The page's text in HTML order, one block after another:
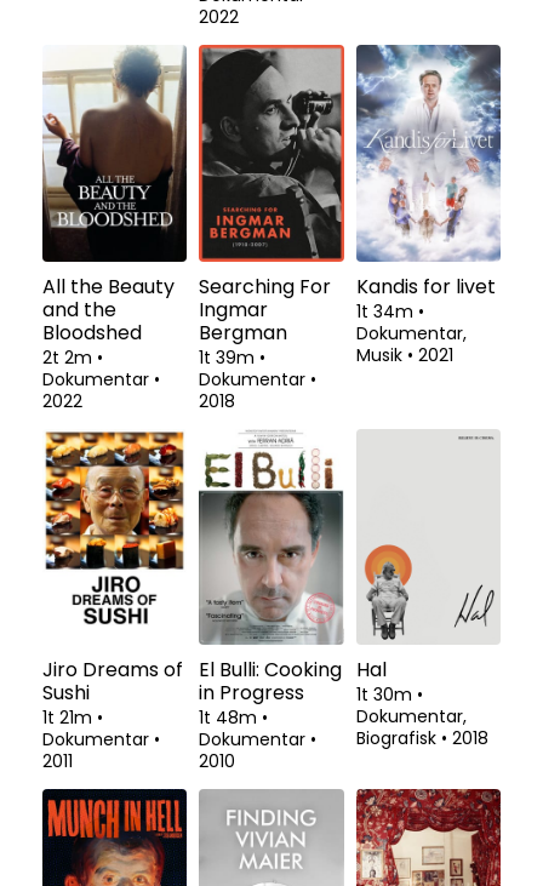
2022
All the Beauty
and the
Bloodshed
2t 2m •
Dokumentar •
2022
Searching For
Ingmar
Bergman
1t 39m •
Dokumentar •
2018
Kandis for livet
1t 34m •
Dokumentar,
Musik • 2021
Jiro Dreams of
Sushi
1t 21m •
Dokumentar •
2011
El Bulli: Cooking
in Progress
1t 48m •
Dokumentar •
2010
Hal
1t 30m •
Dokumentar,
Biografisk • 2018